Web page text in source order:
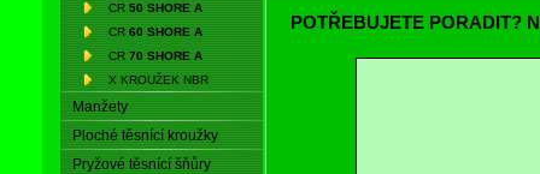
CR 50 SHORE A
CR 60 SHORE A
CR 70 SHORE A
X KROUŽEK NBR
Manžety
Ploché těsnící kroužky
Pryžové těsnící šňůry
POTŘEBUJETE PORADIT?